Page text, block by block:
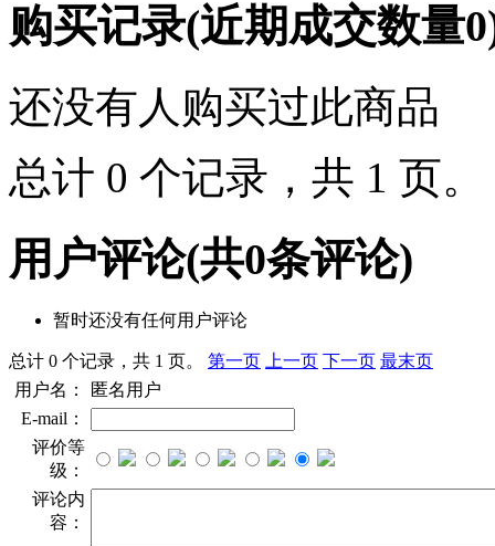
购买记录(近期成交数量0
还没有人购买过此商品
总计 0 个记录，共 1 页。
用户评论(共0条评论)
暂时还没有任何用户评论
总计 0 个记录，共 1 页。 第一页 上一页 下一页 最末页
用户名：
匿名用户
E-mail：
评价等
级：
评论内
容：